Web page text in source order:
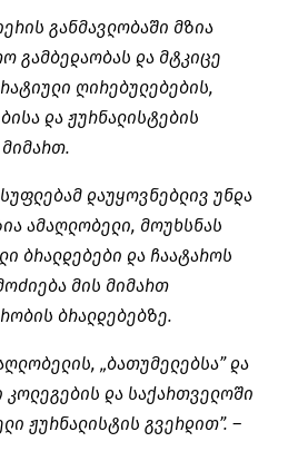
განმავლობაში მზია
გამბედაობას და მტკიცე
ღირებულებების,
და ჟურნალისტების
დაუყოვნებლივ უნდა
ამაღლობელი, მოუხსნას
ბრალდებები და ჩაატაროს
მის მიმართ
ბრალდებებზე.
„ბათუმელებსა” და
კოლეგების და საქართველოში
ჟურნალისტის გვერდით”. –